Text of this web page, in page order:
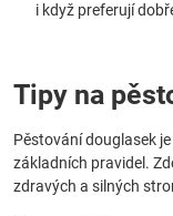
i když preferují
Tipy na
Pěstování douglasek
základních pravidel.
zdravých a silných